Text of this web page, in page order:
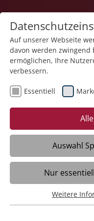
Förder- und
Hegenberg
Meckenbeuren
Auf unserer Webseite
davon werden
ermöglichen, Ihre
verbessern.
Essentiell
Auswahl
Nur
Essentiell
Essentielle Cookies
Weitere